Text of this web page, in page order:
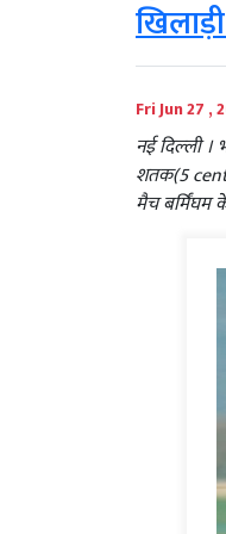
Fri Jun 27 ,
नई दिल्‍ली
शतक(5
मैच बर्मिंघम